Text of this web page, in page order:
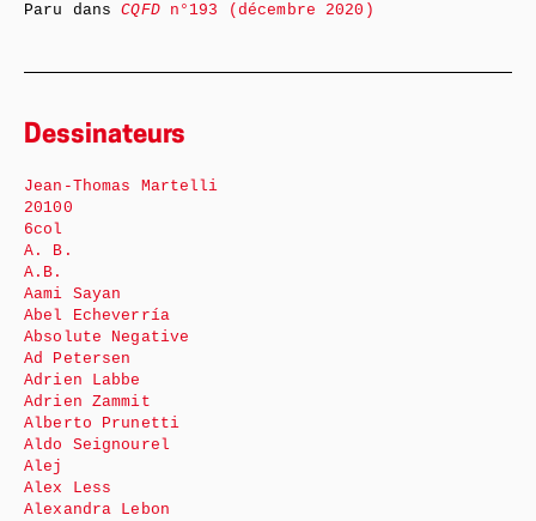
Paru dansCQFDn°193 (décembre 2020)
Dessinateurs
Jean-Thomas Martelli
20100
6col
A. B.
A.B.
Aami Sayan
Abel Echeverría
Absolute Negative
Ad Petersen
Adrien Labbe
Adrien Zammit
Alberto Prunetti
Aldo Seignourel
Alej
Alex Less
Alexandra Lebon